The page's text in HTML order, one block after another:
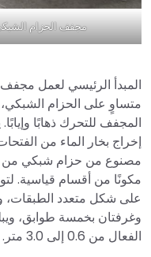
مجفف الحزام الشبكي
المبدأ الرئيسي لعمل
متساوٍ على الحزام
المجفف للتحرك ذهابًا
إخراج بخار الماء من
مكونًا من أقسام قياسية.
على شكل متعدد الطبقات،
الفعال من 0.6 إلى 3.0 متر.